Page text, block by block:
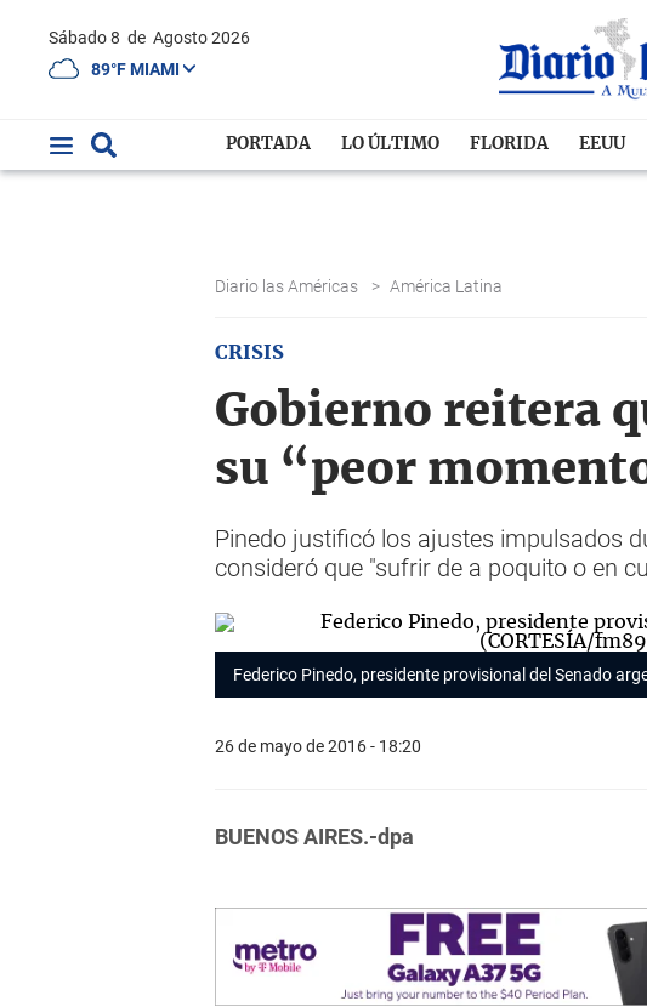
Sábado 8 de Agosto 2026
89°F MIAMI
PORTADA LO ÚLTIMO FLORIDA EEUU
Diario las Américas > América Latina
CRISIS
Gobierno reitera
su “peor
Pinedo justificó los ajustes impulsados
consideró que "sufrir de a poquito o en
Federico Pinedo, presidente provisional del Senado
26 de mayo de 2016 - 18:20
BUENOS AIRES.-dpa